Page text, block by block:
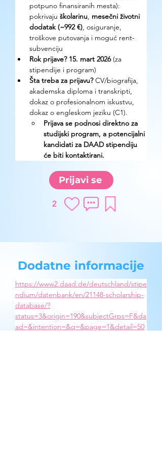
potpuno finansiranih mesta):
pokrivaju školarinu, mesečni životni
dodatak (~992 €), osiguranje,
troškove putovanja i moguć rent-
subvenciju
Rok prijave? 15. mart 2026 (za
stipendije i program)
Šta treba za prijavu? CV/biografija,
akademska diploma i transkripti,
dokaz o profesionalnom iskustvu,
dokaz o engleskom jeziku (C1).
Prijava se podnosi direktno za
studijski program, a potencijalni
kandidati za DAAD stipendiju
će biti kontaktirani.
Prijavi se
2
Dodatne informacije
https://www2.daad.de/deutschland/stipe
ndium/datenbank/en/21148-scholarship-
database/?
status=3&origin=190&subjectGrps=F&da
ad=&intention=&q=&page=1&detail=50